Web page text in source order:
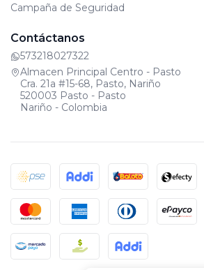
Campaña de Seguridad
Contáctanos
573218027322
Almacen Principal Centro - Pasto
Cra. 21a #15-68, Pasto, Nariño
520003 Pasto - Pasto
Nariño - Colombia